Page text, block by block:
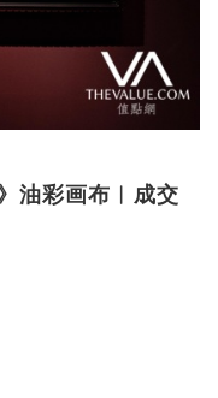
油彩画布︱成交